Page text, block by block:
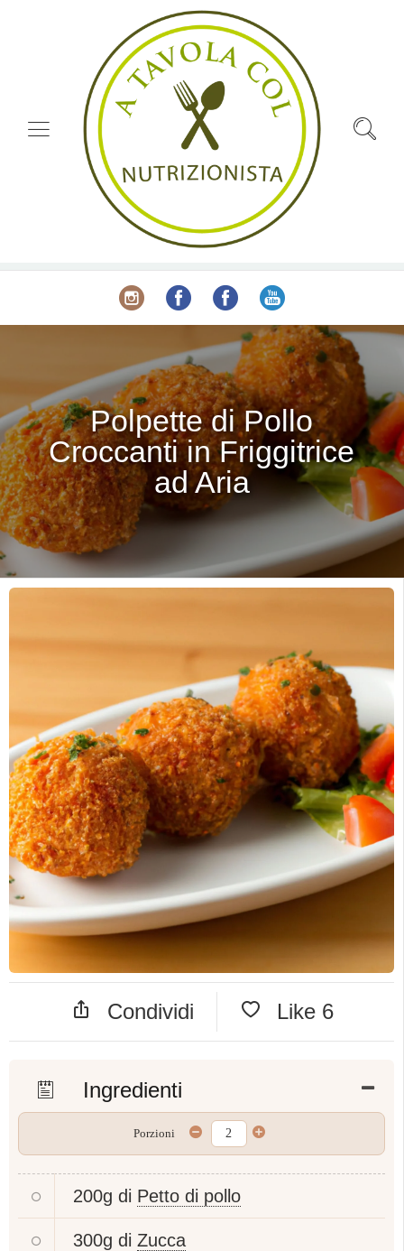
Polpette di Pollo
Croccanti in Friggitrice
ad Aria
Condividi Like 6
Ingredienti
Porzioni
200g di Petto di pollo
300g di Zucca